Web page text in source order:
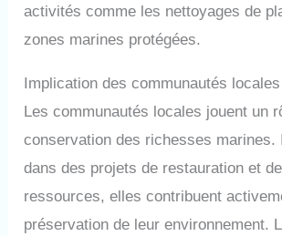
activités comme les nettoyages de
zones marines protégées.
Implication des communautés locales
Les communautés locales jouent un
conservation des richesses marines.
dans des projets de restauration et
ressources, elles contribuent
préservation de leur environnement.